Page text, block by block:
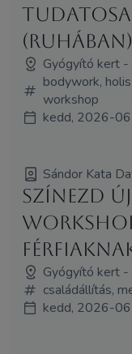
(ruhában)
Gyógyító kert
bodywork,
workshop
kedd, 2026-
Sándor Kata
Színezd
Gyógyító kert
családállítás,
kedd, 2026-